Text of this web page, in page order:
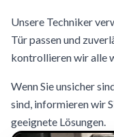
Unsere Techniker
Tür passen und
kontrollieren wir alle
Wenn Sie unsicher
sind, informieren wir
geeignete Lösungen.